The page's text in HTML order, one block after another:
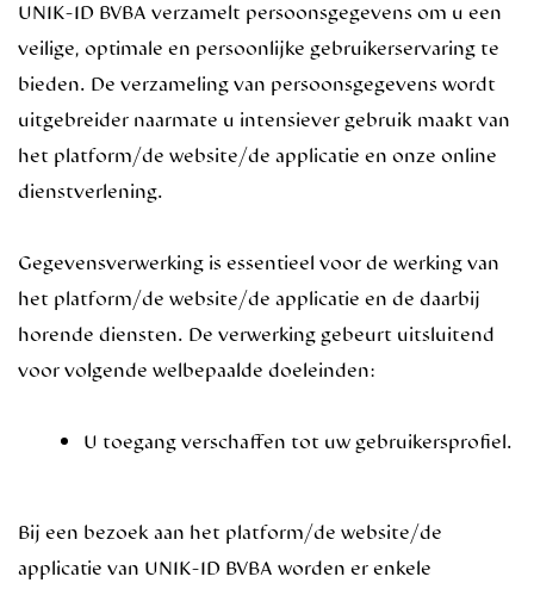
UNIK-ID BVBA verzamelt persoonsgegevens om u een
veilige, optimale en persoonlijke gebruikerservaring te
bieden. De verzameling van persoonsgegevens wordt
uitgebreider naarmate u intensiever gebruik maakt van
het platform/de website/de applicatie en onze online
dienstverlening.
Gegevensverwerking is essentieel voor de werking van
het platform/de website/de applicatie en de daarbij
horende diensten. De verwerking gebeurt uitsluitend
voor volgende welbepaalde doeleinden:
U toegang verschaffen tot uw gebruikersprofiel.
Bij een bezoek aan het platform/de website/de
applicatie van UNIK-ID BVBA worden er enkele